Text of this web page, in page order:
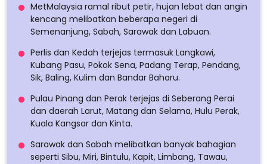
MetMalaysia ramal ribut petir, hujan lebat dan angin
kencang melibatkan beberapa negeri di
Semenanjung, Sabah, Sarawak dan Labuan.
Perlis dan Kedah terjejas termasuk Langkawi,
Kubang Pasu, Pokok Sena, Padang Terap, Pendang,
Sik, Baling, Kulim dan Bandar Baharu.
Pulau Pinang dan Perak terjejas di Seberang Perai
dan daerah Larut, Matang dan Selama, Hulu Perak,
Kuala Kangsar dan Kinta.
Sarawak dan Sabah melibatkan banyak bahagian
seperti Sibu, Miri, Bintulu, Kapit, Limbang, Tawau,